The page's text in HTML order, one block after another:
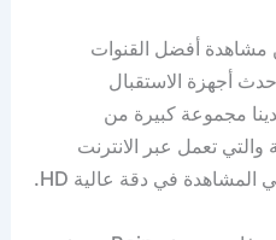
أفضل القنوات
أجهزة الاستقبال
مجموعة كبيرة من
والتي تعمل عبر الانترنت